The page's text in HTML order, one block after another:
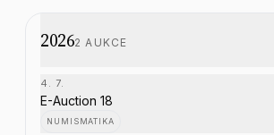
20262 AUKCE
4. 7.
E-Auction 18
NUMISMATIKA